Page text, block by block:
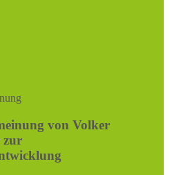
von Volker
zur